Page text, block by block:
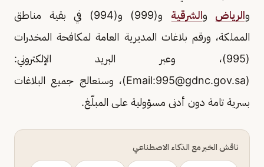
والرياض والشرقية
و(999) و(994) في بقية مناطق
المملكة، ورقم بلاغات المديرية العامة لمكافحة المخدرات
(995)، وعبر البريد الإلكتروني:
(Email:
995@gdnc.gov.sa
)، وستعالج جميع البلاغات
بسرية تامة دون أدنى مسؤولية على المبلّغ.
ناقش الخبر مع الذكاء الاصطناعي